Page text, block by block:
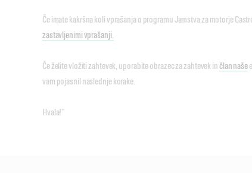
Če imate kakršna koli vprašanja o programu Jamstva za motorje
zastavljenimi vprašanji.
Če želite vložiti zahtevek, uporabite obrazec za zahtevek in član naše
vam pojasnil naslednje korake.
Hvala!"